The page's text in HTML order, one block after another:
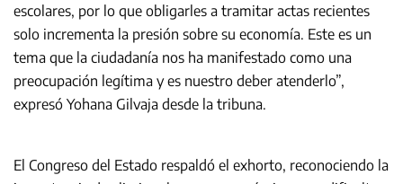
escolares, por lo que obligarles a tramitar actas recientes
solo incrementa la presión sobre su economía. Este es un
tema que la ciudadanía nos ha manifestado como una
preocupación legítima y es nuestro deber atenderlo”,
expresó Yohana Gilvaja desde la tribuna.
El Congreso del Estado respaldó el exhorto, reconociendo la